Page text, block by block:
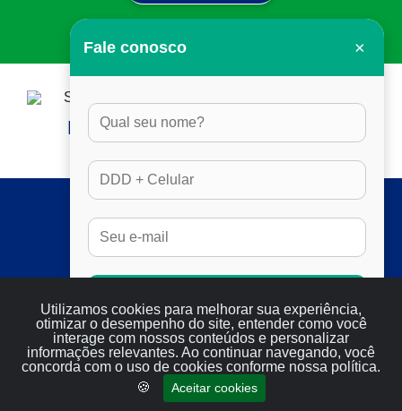
Utilizamos cookies para melhorar sua experiência,
otimizar o desempenho do site, entender como você
interage com nossos conteúdos e personalizar
informações relevantes. Ao continuar navegando, você
concorda com o uso de cookies conforme nossa política.
🍪
Aceitar cookies
HORÁRIO DE ATENDIMENTO:
DAS 8H ÀS 17H30, EM DIAS ÚTEIS
SERVIÇOS
FULL SEO
BLOG
CONTATO
CONTATO
Fale conosco ×